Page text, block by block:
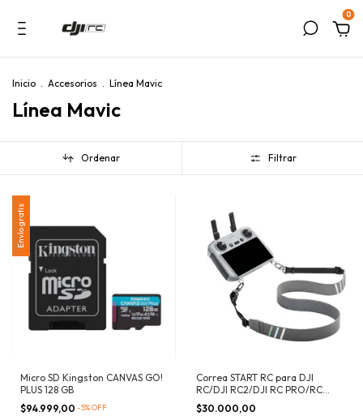
0
Inicio . Accesorios . Línea Mavic
Línea Mavic
Ordenar Filtrar
Envío gratis
Micro SD Kingston CANVAS GO!
PLUS 128 GB
$94.999,00 -5%OFF
Correa START RC para DJI
RC/DJI RC2/DJI RC PRO/RC
PLUS
$30.000,00